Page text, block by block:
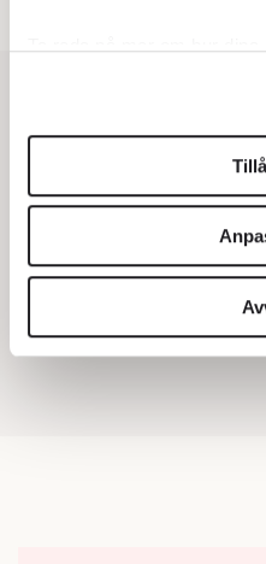
Du kan ändra eller dra
helst från cookie-
Vi använder
för sociala medier och
vidarebefordrar även
information från din enhet
annons- och analysföretag
Dessa kan i sin tur